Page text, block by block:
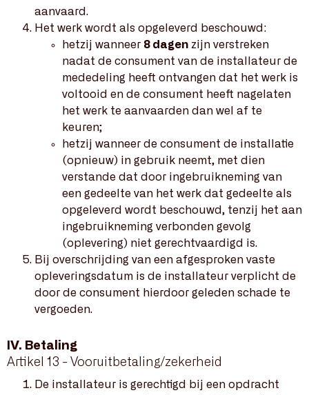
aanvaard.
Het werk wordt als opgeleverd beschouwd:
hetzij wanneer 8 dagen zijn verstreken
nadat de consument van de installateur de
mededeling heeft ontvangen dat het werk is
voltooid en de consument heeft nagelaten
het werk te aanvaarden dan wel af te
keuren;
hetzij wanneer de consument de installatie
(opnieuw) in gebruik neemt, met dien
verstande dat door ingebruikneming van
een gedeelte van het werk dat gedeelte als
opgeleverd wordt beschouwd, tenzij het aan
ingebruikneming verbonden gevolg
(oplevering) niet gerechtvaardigd is.
Bij overschrijding van een afgesproken vaste
opleveringsdatum is de installateur verplicht de
door de consument hierdoor geleden schade te
vergoeden.
IV. Betaling
Artikel 13 - Vooruitbetaling/zekerheid
De installateur is gerechtigd bij een opdracht